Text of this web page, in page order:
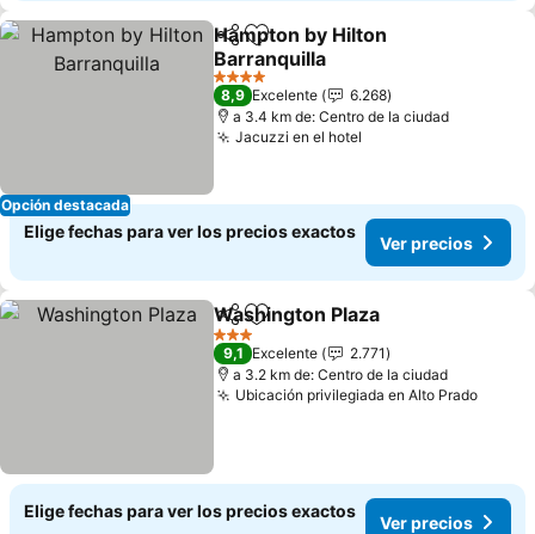
Opción destacada
CompartirAgregar a favoritos
Hampton by Hilton
Barranquilla
4 Estrellas
8,9 Excelente
6.268
a 3.4 km de: Centro de la ciudad
Jacuzzi en el hotel
Elige fechas para ver los precios exactos
Ver precios
CompartirAgregar a favoritos
Washington Plaza
3 Estrellas
9,1 Excelente
2.771
a 3.2 km de: Centro de la ciudad
Ubicación privilegiada en Alto Prado
Elige fechas para ver los precios exactos
Ver precios